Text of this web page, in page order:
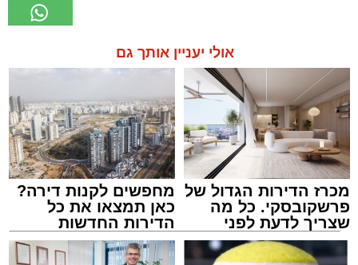
אולי יעניין אותך גם
מכרז הדירות הגדול של
פרשקובסקי. כל מה
שצריך לדעת לפני
שמגישים הצעה לדירה
באשדוד
מחפשים לקנות דירה?
כאן תמצאו את כל
הדירות החדשות
למכירה באשדוד >>>